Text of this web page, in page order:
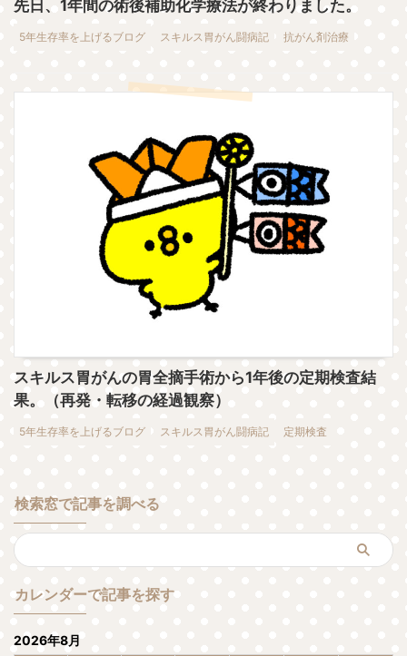
先日、1年間の術後補助化学療法が終わりました。
5年生存率を上げるブログ スキルス胃がん闘病記 抗がん剤治療
スキルス胃がんの胃全摘手術から1年後の定期検査結
果。（再発・転移の経過観察）
5年生存率を上げるブログ スキルス胃がん闘病記 定期検査
検索窓で記事を調べる
カレンダーで記事を探す
2026年8月